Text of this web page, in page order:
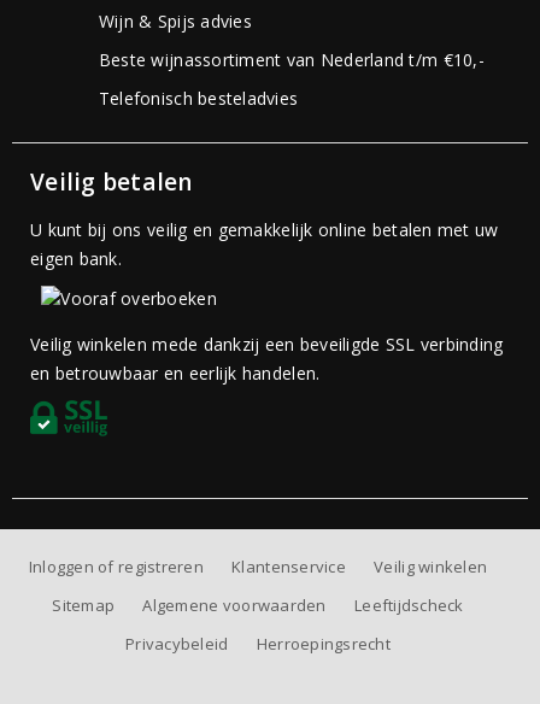
Wijn & Spijs advies
Beste wijnassortiment van Nederland t/m €10,-
Telefonisch besteladvies
Veilig betalen
U kunt bij ons veilig en gemakkelijk online betalen met uw
eigen bank.
Veilig winkelen mede dankzij een beveiligde SSL verbinding
en betrouwbaar en eerlijk handelen.
Inloggen of registreren Klantenservice
Veilig winkelen
Sitemap
Algemene voorwaarden
Leeftijdscheck
Privacybeleid
Herroepingsrecht